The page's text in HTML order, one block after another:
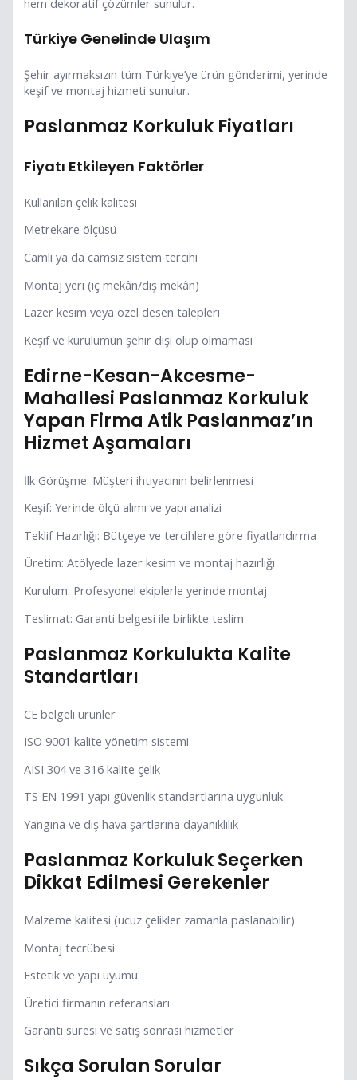
Türkiye Genelinde Ulaşım
Şehir ayırmaksızın tüm Türkiye’ye ürün gönderimi, yerinde
keşif ve montaj hizmeti sunulur.
Paslanmaz Korkuluk Fiyatları
Fiyatı Etkileyen Faktörler
Kullanılan çelik kalitesi
Metrekare ölçüsü
Camlı ya da camsız sistem tercihi
Montaj yeri (iç mekân/dış mekân)
Lazer kesim veya özel desen talepleri
Keşif ve kurulumun şehir dışı olup olmaması
Edirne-Kesan-Akcesme-
Mahallesi Paslanmaz Korkuluk
Yapan Firma Atik Paslanmaz’ın
Hizmet Aşamaları
İlk Görüşme: Müşteri ihtiyacının belirlenmesi
Keşif: Yerinde ölçü alımı ve yapı analizi
Teklif Hazırlığı: Bütçeye ve tercihlere göre fiyatlandırma
Üretim: Atölyede lazer kesim ve montaj hazırlığı
Kurulum: Profesyonel ekiplerle yerinde montaj
Teslimat: Garanti belgesi ile birlikte teslim
Paslanmaz Korkulukta Kalite
Standartları
CE belgeli ürünler
ISO 9001 kalite yönetim sistemi
AISI 304 ve 316 kalite çelik
TS EN 1991 yapı güvenlik standartlarına uygunluk
Yangına ve dış hava şartlarına dayanıklılık
Paslanmaz Korkuluk Seçerken
Dikkat Edilmesi Gerekenler
Malzeme kalitesi (ucuz çelikler zamanla paslanabilir)
Montaj tecrübesi
Estetik ve yapı uyumu
Üretici firmanın referansları
Garanti süresi ve satış sonrası hizmetler
Sıkça Sorulan Sorular